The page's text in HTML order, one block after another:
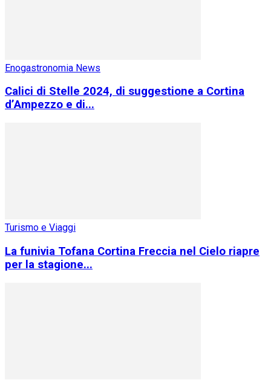
Enogastronomia News
Calici di Stelle 2024, di suggestione a Cortina
d’Ampezzo e di...
Turismo e Viaggi
La funivia Tofana Cortina Freccia nel Cielo riapre
per la stagione...